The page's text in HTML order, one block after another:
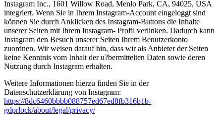
Instagram Inc., 1601 Willow Road, Menlo Park, CA, 94025, USA
integriert. Wenn Sie in Ihrem Instagram-Account eingeloggt sind
können Sie durch Anklicken des Instagram-Buttons die Inhalte
unserer Seiten mit Ihrem Instagram- Profil verlinken. Dadurch kann
Instagram den Besuch unserer Seiten Ihrem Benutzerkonto
zuordnen. Wir weisen darauf hin, dass wir als Anbieter der Seiten
keine Kenntnis vom Inhalt der u?bermittelten Daten sowie deren
Nutzung durch Instagram erhalten.
Weitere Informationen hierzu finden Sie in der
Datenschutzerklärung von Instagram:
https://8dc6460bbbb088757ed67ed8fb316b1b-
gdprlock/about/legal/privacy/